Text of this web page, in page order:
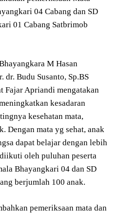
04 Cabang dan SD
01 Cabang Satbrimob
M Hasan
dr. Budu Susanto, Sp.BS
Fajar Apriandi mengatakan
kesadaran
kesehatan mata,
Dengan mata yg sehat, anak
dapat belajar dengan lebih
oleh puluhan peserta
Bhayangkari 04 dan SD
berjumlah 100 anak.
pemeriksaan mata dan